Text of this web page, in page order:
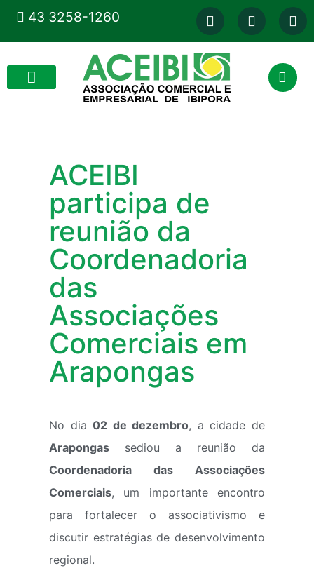
43 3258-1260
ACEIBI
participa de
reunião da
Coordenadoria
das
Associações
Comerciais em
Arapongas
No dia02 de dezembro, a cidade de
Arapongas sediou a reunião da
Coordenadoria das Associações
Comerciais, um importante encontro
para fortalecer o associativismo e
discutir estratégias de desenvolvimento
regional.